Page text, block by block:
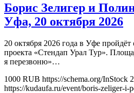
Борис Зелигер и
Уфа, 20 октября 2026
20 октября 2026 года в Уфе пройдёт
проекта «Стендап Урал Тур».
я перезвоню»…
1000 RUB https://schema.org/InStock
https://kudaufa.ru/event/boris-zeliger-i-